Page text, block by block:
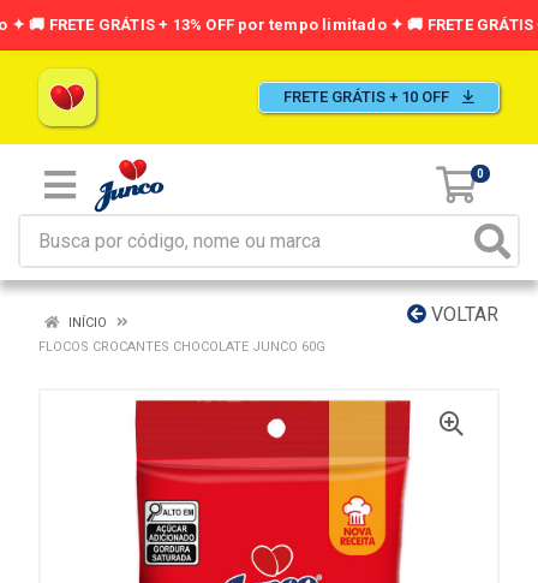
FRETE GRÁTIS + 10 OFF
0
VOLTAR
INÍCIO
FLOCOS CROCANTES CHOCOLATE JUNCO 60G